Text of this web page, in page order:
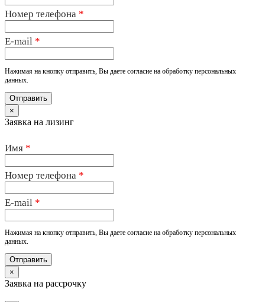
Номер телефона *
E-mail *
Нажимая на кнопку отправить, Вы даете согласие на обработку персональных
данных.
×
Заявка на лизинг
Имя *
Номер телефона *
E-mail *
Нажимая на кнопку отправить, Вы даете согласие на обработку персональных
данных.
×
Заявка на рассрочку